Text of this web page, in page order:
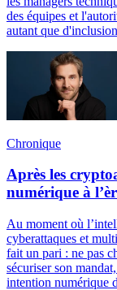
des équipes et
autant que
Chronique
Après les
numérique à
Au moment où
cyberattaques et
fait un pari : ne pas
sécuriser son
intention numérique